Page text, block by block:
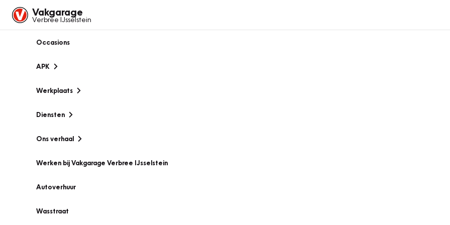
Vakgarage
Verbree IJsselstein
Occasions
APK
Werkplaats
Diensten
Ons verhaal
Werken bij Vakgarage Verbree IJsselstein
Autoverhuur
Wasstraat